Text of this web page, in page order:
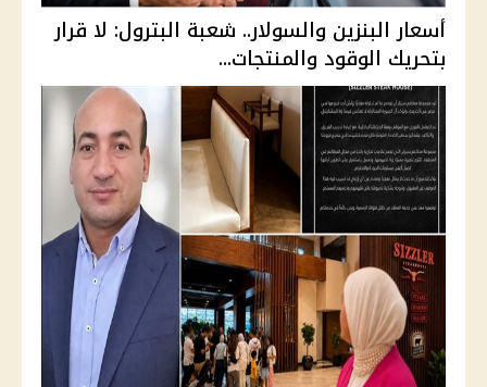
أسعار البنزين والسولار.. شعبة البترول: لا قرار
بتحريك الوقود والمنتجات...